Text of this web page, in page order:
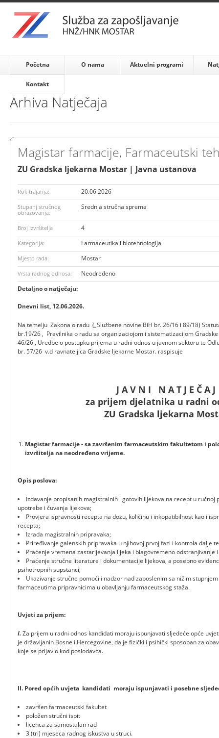
Početna O nama Aktuelni programi
Kontakt
Arhiva Natječaja
Magistar farmacije, Farmaceutski
ZU Gradska ljekarna Mostar | Javna ustanova
Rok trajanja: 20.06.2026
Stupanj stručnog
obrazovanja:
Srednja stručna sprema
Broj izvršitelja 4
Kategorija: Farmaceutika i biotehnologija
Mjesto rada: Mostar
Vrsta radnog odnosa:
Neodređeno
Detaljno o natječaju:
Dnevni list, 12.06.2026.
Na temelju Zakona o radu („Službene novine BiH br. 26/16 i 89/18)
br.19/26 , Pravilnika o radu sa organizaciojom i sistematizacijom
46/26 , Uredbe o postupku prijema u radni odnos u javnom sektoru te
br. 57/26 v.d ravnateljica Gradske ljekarne Mostar. raspisuje
J A V N I N A T J E Č A J
za prijem djelatnika u radni
ZU Gradska ljekarna
Magistar farmacije - sa završenim farmaceutskim fakultetom i
izvršitelja na neodređeno vrijeme.
Opis poslova:
Izdavanje propisanih magistralnih i gotovih lijekova na recept u ručnoj
upotrebe i čuvanja lijekova;
Provjera ispravnosti recepta na dozu, količinu i inkopatibilnost kao i
recepta;
Izrada magistralnih pripravaka;
Priređivanje galenskih pripravaka u njihovoj prvoj fazi i kontrola dalje
Praćenje vremena zastarijevanja lijeka i blagovremeno odstranjivanje
Praćenje stručne literature i dokumentacije lijekova, a posebno
psihotropnih supstanci;
Ukazivanje stručne pomoći i nadzor nad zaposlenim sa nižim
farmaceutima pripravnicima u obavljanju farmaceutskog staža.
Uvjeti za prijem:
I. Za prijem u radni odnos kandidati moraju ispunjavati sljedeće opće
je državljanin Bosne i Hercegovine, da je fizički i psihički sposoban za
koje se prijavio kod poslodavca.
II. Pored općih uvjeta kandidati moraju ispunjavati i posebne
završen farmaceutski fakultet
položen stručni ispit
licenca za samostalan rad
3 (tri) mjeseca radnog iskustva u struci.